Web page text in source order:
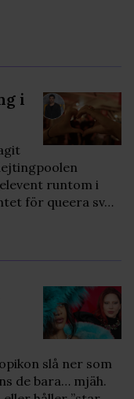
i
runtom i
för queera sv…
slå ner som
de bara… mjäh.